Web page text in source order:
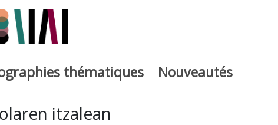
thématiques Nouveautés
itzalean